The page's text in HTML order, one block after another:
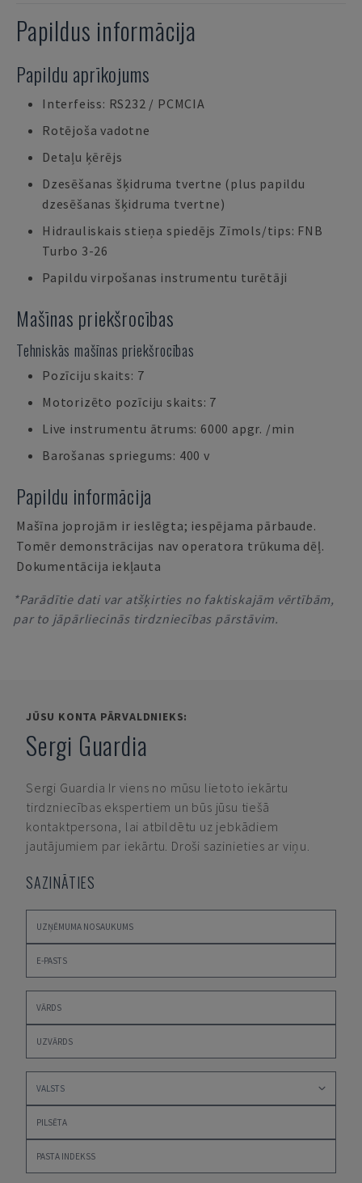
Papildus informācija
Papildu aprīkojums
Interfeiss: RS232 / PCMCIA
Rotējoša vadotne
Detaļu ķērējs
Dzesēšanas šķidruma tvertne (plus papildu
dzesēšanas šķidruma tvertne)
Hidrauliskais stieņa spiedējs Zīmols/tips: FNB
Turbo 3-26
Papildu virpošanas instrumentu turētāji
Mašīnas priekšrocības
Tehniskās mašīnas priekšrocības
Pozīciju skaits: 7
Motorizēto pozīciju skaits: 7
Live instrumentu ātrums: 6000 apgr. /min
Barošanas spriegums: 400 v
Papildu informācija
Mašīna joprojām ir ieslēgta; iespējama pārbaude.
Tomēr demonstrācijas nav operatora trūkuma dēļ.
Dokumentācija iekļauta
*Parādītie dati var atšķirties no faktiskajām vērtībām,
par to jāpārliecinās tirdzniecības pārstāvim.
JŪSU KONTA PĀRVALDNIEKS:
Sergi Guardia
Sergi Guardia Ir viens no mūsu lietoto iekārtu
tirdzniecības ekspertiem un būs jūsu tiešā
kontaktpersona, lai atbildētu uz jebkādiem
jautājumiem par iekārtu. Droši sazinieties ar viņu.
SAZINĀTIES